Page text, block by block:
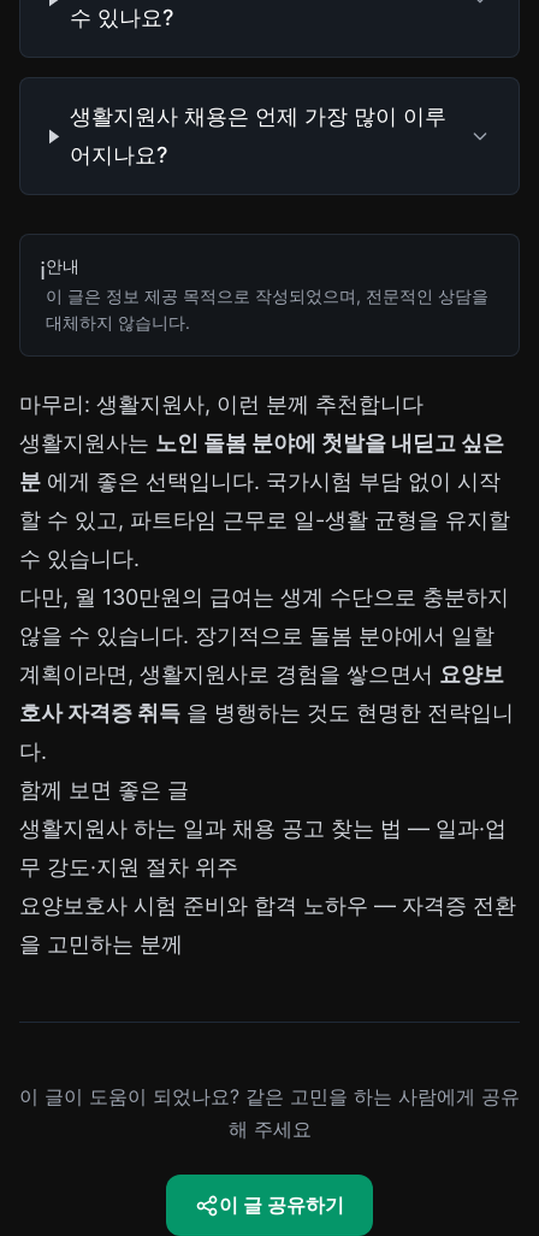
수 있나요?
생활지원사 채용은 언제 가장 많이 이루
어지나요?
ℹ️안내
이 글은 정보 제공 목적으로 작성되었으며, 전문적인 상담을
대체하지 않습니다.
마무리: 생활지원사, 이런 분께 추천합니다
생활지원사는 노인 돌봄 분야에 첫발을 내딛고 싶은
분 에게 좋은 선택입니다. 국가시험 부담 없이 시작
할 수 있고, 파트타임 근무로 일-생활 균형을 유지할
수 있습니다.
다만, 월 130만원의 급여는 생계 수단으로 충분하지
않을 수 있습니다. 장기적으로 돌봄 분야에서 일할
계획이라면, 생활지원사로 경험을 쌓으면서 요양보
호사 자격증 취득 을 병행하는 것도 현명한 전략입니
다.
함께 보면 좋은 글
생활지원사 하는 일과 채용 공고 찾는 법 — 일과·업
무 강도·지원 절차 위주
요양보호사 시험 준비와 합격 노하우 — 자격증 전환
을 고민하는 분께
이 글이 도움이 되었나요? 같은 고민을 하는 사람에게 공유
해 주세요
이 글 공유하기